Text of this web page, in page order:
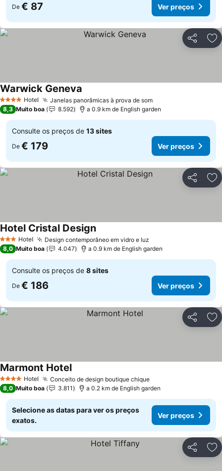
De € 87 Ver preços
Partilhar
4 EstrelasHotel Janelas panorâmicas à prova de somVer preços
Warwick Geneva
8,3 Muito boa 8.592 a 0.9 km de English garden
Consulte os preços de 13 sites
De € 179 Ver preços
Partilhar
3 EstrelasHotel Design contemporâneo em vidro e luz
Hotel Cristal DesignVer preços
8,0 Muito boa 4.047 a 0.9 km de English garden
Consulte os preços de 8 sites
De € 186 Ver preços
Partilhar
4 EstrelasHotel Conceito de design boutique chiqueVer preços
Marmont HotelVer preços
8,0 Muito boa 3.811 a 0.2 km de English garden
Selecione as datas para ver os preços
exatos.
Ver preços
Partilhar